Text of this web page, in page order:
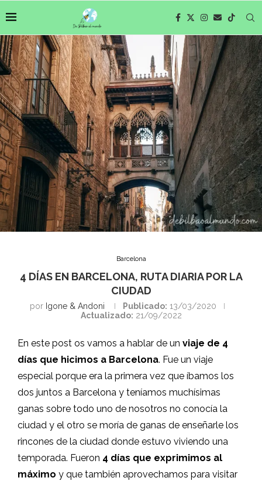
Barcelona
4 DÍAS EN BARCELONA, RUTA DIARIA POR LA
CIUDAD
por Igone & Andoni Publicado: 13/03/2020
Actualizado: 21/09/2022
En este post os vamos a hablar de un viaje de 4
días que hicimos a Barcelona. Fue un viaje
especial porque era la primera vez que íbamos los
dos juntos a Barcelona y teníamos muchísimas
ganas sobre todo uno de nosotros no conocía la
ciudad y el otro se moría de ganas de enseñarle los
rincones de la ciudad donde estuvo viviendo una
temporada. Fueron 4 días que exprimimos al
máximo y que también aprovechamos para visitar